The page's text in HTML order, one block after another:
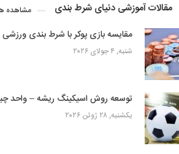
مقالات آموزشی دنیای شرط بندی مشاهده
مقایسه بازی پوکر با شرط بندی ورزشی
شنبه, ۴ جولای ۲۰۲۶
توسعه روش اسیکینگ ریشه – واحد
یکشنبه, ۲۸ ژوئن ۲۰۲۶